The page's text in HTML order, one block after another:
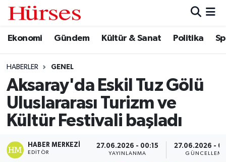
Ekonomi Gündem Kültür & Sanat Politika
HABERLER GENEL
Aksaray'da Eskil Tuz Gölü
Uluslararası Turizm ve
Kültür Festivali başladı
HABER MERKEZI
EDITÖR
27.06.2026 - 00:15
YAYINLANMA
27.06.2026 -
GÜNCELLEME
Ekonomi
Gündem
Kültür & Sanat
Politika
Spor
Hava Durumu
Trafik Durumu
Süper Lig Puan Durumu ve Fikstür
Tüm Manşetler
Son Dakika Haberleri